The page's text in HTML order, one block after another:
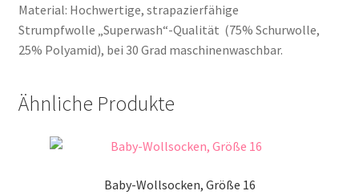
Material: Hochwertige, strapazierfähige
Strumpfwolle „Superwash“-Qualität (75% Schurwolle,
25% Polyamid), bei 30 Grad maschinenwaschbar.
Ähnliche Produkte
Baby-Wollsocken, Größe 16